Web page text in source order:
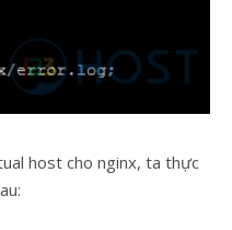
host cho nginx, ta thực